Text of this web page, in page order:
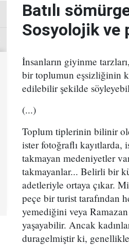
Batılı
Sosyolojik ve
İnsanların giyinme
bir toplumun eşsizliğinin
edilebilir şekilde
(...)
Toplum tiplerinin bilinir
ister fotoğraflı
takmayan medeniyetler
takmayanlar... Belirli bir
adetleriyle ortaya çıkar.
peçe bir turist tarafından
yemediğini veya
yaşayabilir. Ancak
duragelmiştir ki,